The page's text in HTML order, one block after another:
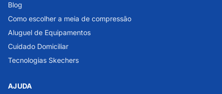
Blog
Como escolher a meia de compressão
Aluguel de Equipamentos
Cuidado Domiciliar
Tecnologias Skechers
AJUDA